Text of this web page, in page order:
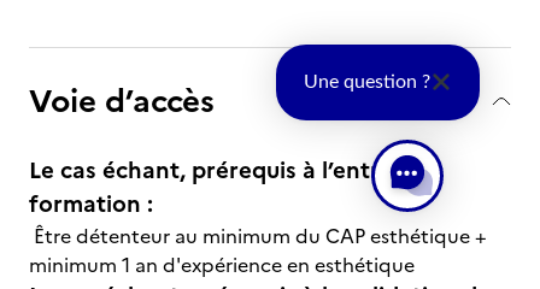
Voie d’accès
Le cas échant, prérequis à l’entrée en
formation :
Être détenteur au minimum du CAP esthétique +
minimum 1 an d'expérience en esthétique
Une question ?